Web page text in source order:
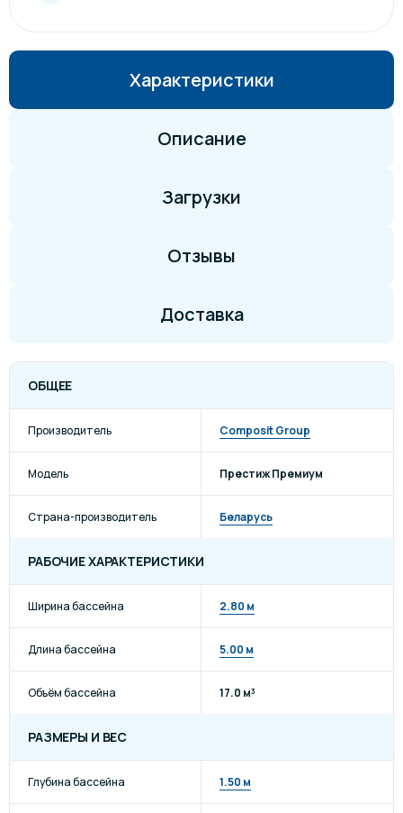
Характеристики
Описание
Загрузки
Отзывы
Доставка
ОБЩЕЕ
Производитель Composit Group
Модель Престиж Премиум
Страна-производитель Беларусь
РАБОЧИЕ ХАРАКТЕРИСТИКИ
Ширина бассейна 2.80 м
Длина бассейна 5.00 м
Объём бассейна 17.0 м³
РАЗМЕРЫ И ВЕС
Глубина бассейна 1.50 м